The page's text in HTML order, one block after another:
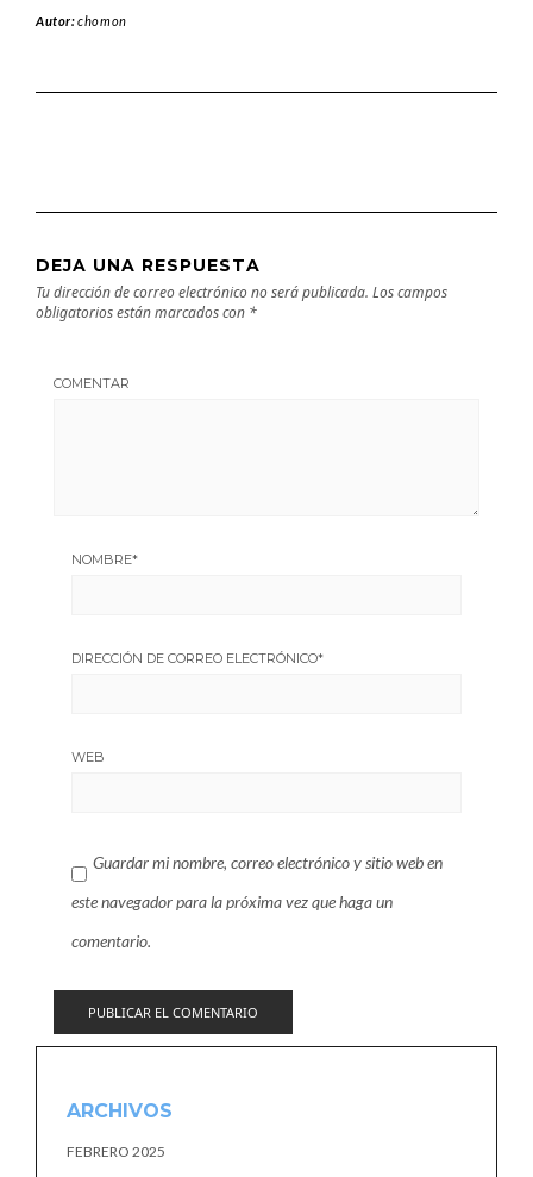
Autor:chomon
DEJA UNA RESPUESTA
Tu dirección de correo electrónico no será publicada. Los campos
obligatorios están marcados con *
COMENTAR
NOMBRE*
DIRECCIÓN DE CORREO ELECTRÓNICO*
WEB
Guardar mi nombre, correo electrónico y sitio web en
este navegador para la próxima vez que haga un
comentario.
ARCHIVOS
FEBRERO 2025